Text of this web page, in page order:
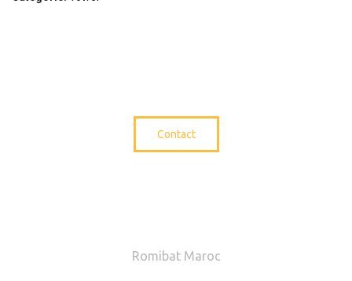
Contact
Romibat Maroc